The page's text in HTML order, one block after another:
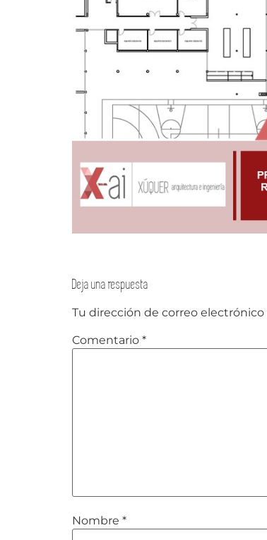
Deja una respuesta
Tu dirección de correo electrónico
Comentario *
Nombre *